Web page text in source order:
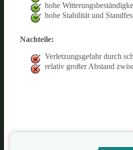
hohe
hohe Stabilität und
Nachteile:
Verletzungsgefahr durch
relativ großer Abstand